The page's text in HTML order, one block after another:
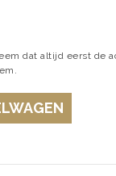
dat altijd eerst de